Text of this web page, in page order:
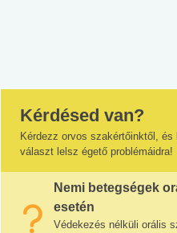
Kérdésed van?
Kérdezz orvos szakértőinktől, és
választ lelsz égető problémáidra!
Nemi betegségek
esetén
Védekezés nélküli orális